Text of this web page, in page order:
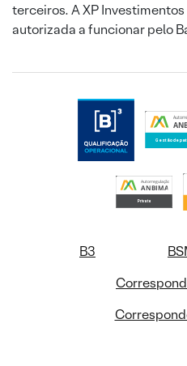
terceiros. A XP
autorizada a funcionar pelo
B3